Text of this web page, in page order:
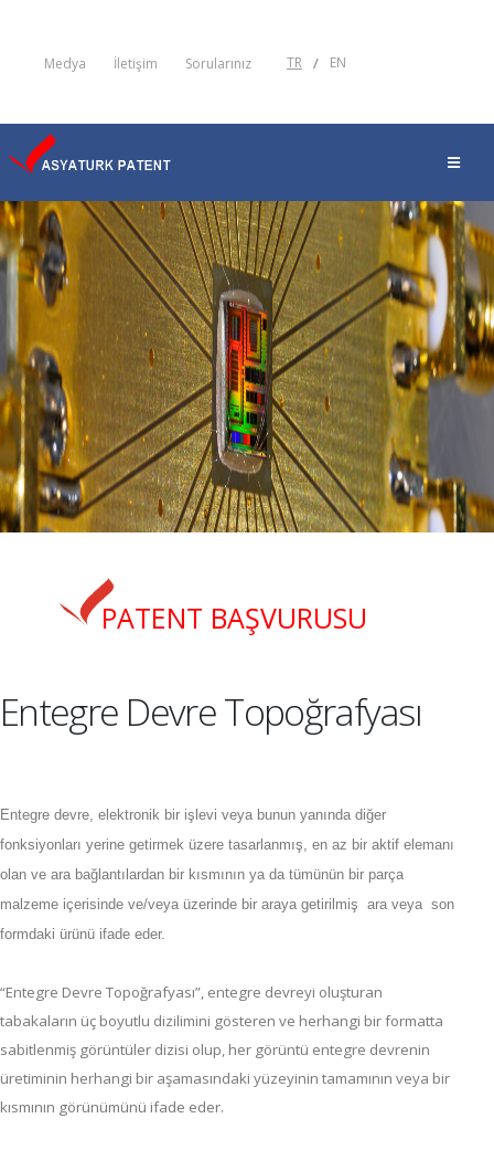
Medya İletişim Sorularınız TR / EN
PATENT BAŞVURUSU
Entegre Devre Topoğrafyası
Entegre devre, elektronik bir işlevi veya bunun yanında diğer
fonksiyonları yerine getirmek üzere tasarlanmış, en az bir aktif elemanı
olan ve ara bağlantılardan bir kısmının ya da tümünün bir parça
malzeme içerisinde ve/veya üzerinde bir araya getirilmiş ara veya son
formdaki ürünü ifade eder.
“Entegre Devre Topoğrafyası”, entegre devreyi oluşturan
tabakaların üç boyutlu dizilimini gösteren ve herhangi bir formatta
sabitlenmiş görüntüler dizisi olup, her görüntü entegre devrenin
üretiminin herhangi bir aşamasındaki yüzeyinin tamamının veya bir
kısmının görünümünü ifade eder.